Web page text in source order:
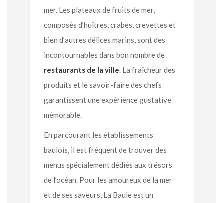
mer. Les plateaux de fruits de mer,
composés d’huîtres, crabes, crevettes et
bien d’autres délices marins, sont des
incontournables dans bon nombre de
restaurants de la ville. La fraîcheur des
produits et le savoir-faire des chefs
garantissent une expérience gustative
mémorable.
En parcourant les établissements
baulois, il est fréquent de trouver des
menus spécialement dédiés aux trésors
de l’océan. Pour les amoureux de la mer
et de ses saveurs, La Baule est un